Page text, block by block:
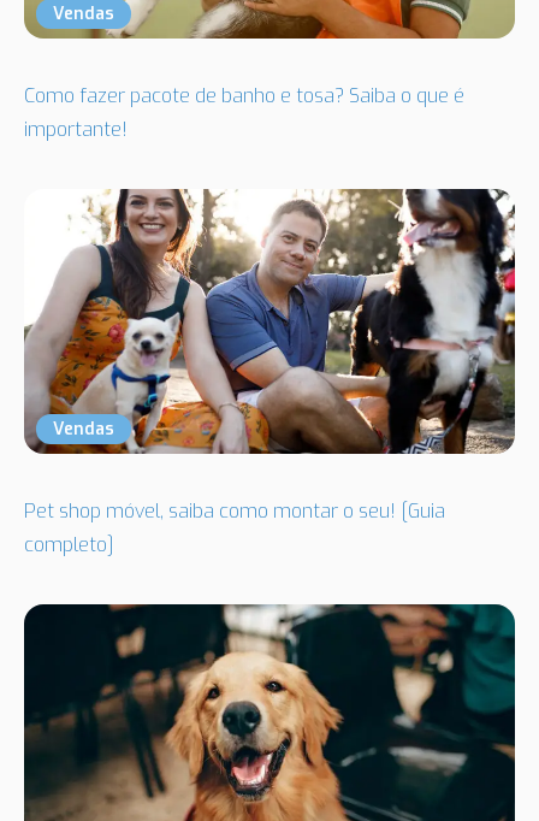
Vendas
Como fazer pacote de banho e tosa? Saiba o que é
importante!
Vendas
Pet shop móvel, saiba como montar o seu! [Guia
completo]